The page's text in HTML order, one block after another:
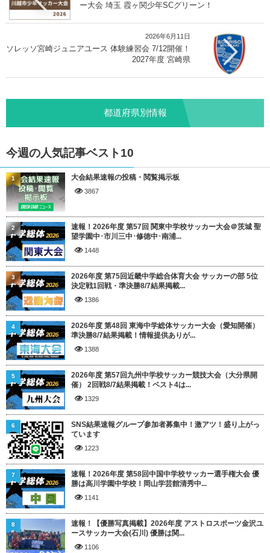
ー大会 埼玉 霞ヶ関少年SCグリーン！
2026年6月11日
ソレッソ宮崎ジュニアユース 体験練習会 7/12開催！
2027年度 宮崎県
都道府県別情報
今週の人気記事ベスト10
大会結果速報の投稿・閲覧掲示板
3867
1
速報！2026年度 第57回 関東中学校サッカー大会＠茨城 聖
望学園中･市川三中･修徳中･南浦...
1448
2
2026年度 第75回近畿中学総合体育大会 サッカーの部 5位
決定戦1回戦・準決勝8/7結果掲載...
1386
3
2026年度 第48回 東海中学総体サッカー大会（愛知開催）
準決勝8/7結果掲載！情報提供ありが...
1388
4
2026年度 第57回九州中学校サッカー競技大会（大分県開
催） 2回戦8/7結果掲載！ベスト4は...
1329
5
SNS結果速報グループ参加者募集中！激アツ！盛り上がっ
ています
1223
6
速報！2026年度 第58回中国中学校サッカー選手権大会 優
勝は高川学園中学校！岡山学芸館清秀中...
1141
7
速報！【優勝写真掲載】2026年度 アストロスポーツ金沢ユ
ースサッカー大会(石川) 優勝は関...
1106
8